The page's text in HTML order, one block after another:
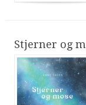
Stjerner og